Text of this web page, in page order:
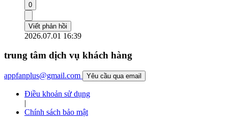
0
Viết phản hồi
2026.07.01 16:39
trung tâm dịch vụ khách hàng
appfanplus@gmail.com Yêu cầu qua email
Điều khoản sử dụng
|
Chính sách bảo mật